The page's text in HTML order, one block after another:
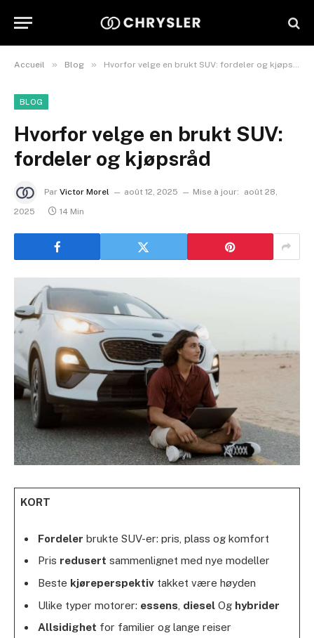
Accueil » Blog » Hvorfor velge en brukt SUV: fordeler og kjøpsråd
BLOG
Hvorfor velge en brukt SUV:
fordeler og kjøpsråd
Par Victor Morel août 12, 2025 Mise à jour:
août 28,
2025
14 Min
KORT
Fordeler brukte SUV-er: pris, plass og komfort
Pris redusert sammenlignet med nye modeller
Beste kjøreperspektivtakket være høyden
Ulike typer motorer: essens dieselOg hybrider
Allsidighet for familier og lange reiser